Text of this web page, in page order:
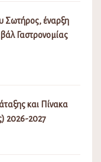
Σωτήρος, έναρξη
Γαστρονομίας
και Πίνακα
2026-2027